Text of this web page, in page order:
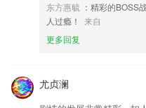
东方惠毓 ：精彩的BOSS
人过瘾！
来自
更多回复
尤贞澜